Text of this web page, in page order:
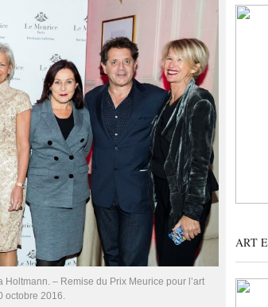
– Remise du Prix Meurice pour l’art
octobre 2016.
ART